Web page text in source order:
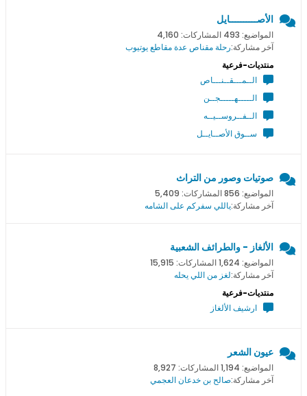
الأصــــــــــايل
المواضيع: 493 المشاركات: 4,160
آخر مشاركة:رحلة مقناص عدة مقاطع يوتيوب
منتديات-فرعية
الــمـــقــنـــاص
الـــــهـــــجــن
الــفــروســيــه
ســوق الأصــايــل
صوتيات وصور من التراث
المواضيع: 856 المشاركات: 5,409
آخر مشاركة:ياللي سفركم على الشامه
الألغاز - والطرائف الشعبية
المواضيع: 1,624 المشاركات: 15,915
آخر مشاركة:لغز من اللي يحله
منتديات-فرعية
ارشيف الألغاز
عيون الشعر
المواضيع: 1,194 المشاركات: 8,927
آخر مشاركة:صالح بن خدعان العجمي